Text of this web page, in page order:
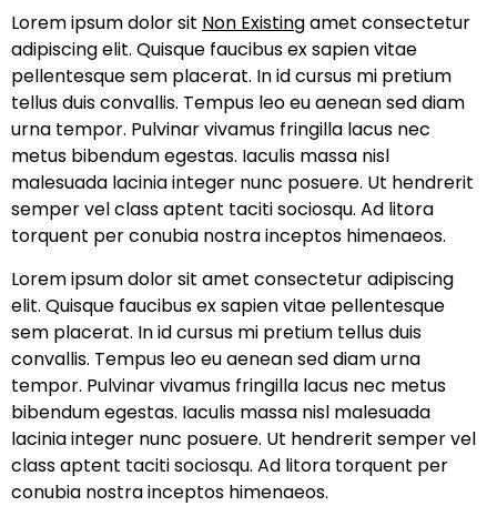
Lorem ipsum dolor sit Non Existingamet consectetur
adipiscing elit. Quisque faucibus ex sapien vitae
pellentesque sem placerat. In id cursus mi pretium
tellus duis convallis. Tempus leo eu aenean sed diam
urna tempor. Pulvinar vivamus fringilla lacus nec
metus bibendum egestas. Iaculis massa nisl
malesuada lacinia integer nunc posuere. Ut hendrerit
semper vel class aptent taciti sociosqu. Ad litora
torquent per conubia nostra inceptos himenaeos.
Lorem ipsum dolor sit amet consectetur adipiscing
elit. Quisque faucibus ex sapien vitae pellentesque
sem placerat. In id cursus mi pretium tellus duis
convallis. Tempus leo eu aenean sed diam urna
tempor. Pulvinar vivamus fringilla lacus nec metus
bibendum egestas. Iaculis massa nisl malesuada
lacinia integer nunc posuere. Ut hendrerit semper vel
class aptent taciti sociosqu. Ad litora torquent per
conubia nostra inceptos himenaeos.